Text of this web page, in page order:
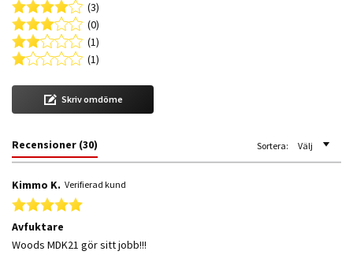
(3)
(0)
(1)
(1)
Skriv omdöme
Recensioner (30) Sortera: Välj
Kimmo K. Verifierad kund
5.0 star rating
Avfuktare
Review by Kimmo K. on 27 Mar 2026
review stating Avfuktare
Woods MDK21 gör sitt jobb!!!